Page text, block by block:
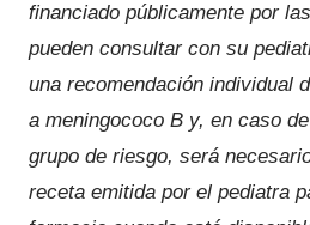
financiado públicamente por
pueden consultar con su
una recomendación individual
a meningococo B y, en caso
grupo de riesgo, será
receta emitida por el pediatra